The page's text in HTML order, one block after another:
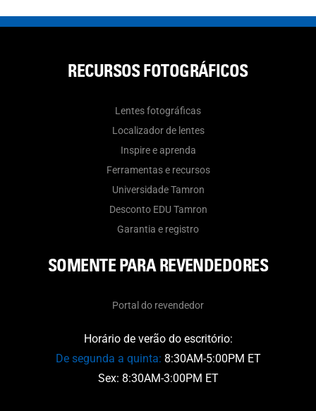
RECURSOS FOTOGRÁFICOS
Lentes fotográficas
Localizador de lentes
Inspire e aprenda
Ferramentas e recursos
Universidade Tamron
Desconto EDU Tamron
Garantia e registro
SOMENTE PARA REVENDEDORES
Portal do revendedor
Horário de verão do escritório:
De segunda a quinta: 8:30AM-5:00PM ET
Sex: 8:30AM-3:00PM ET